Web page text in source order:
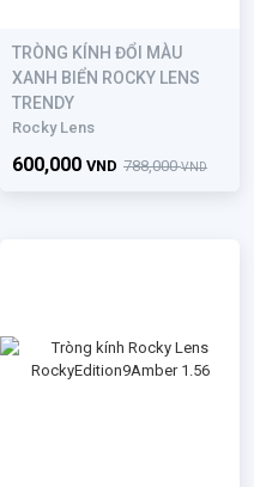
TRÒNG KÍNH ĐỔI MÀU
XANH BIỂN ROCKY LENS
TRENDY
Rocky Lens
788,000VND
600,000 VND